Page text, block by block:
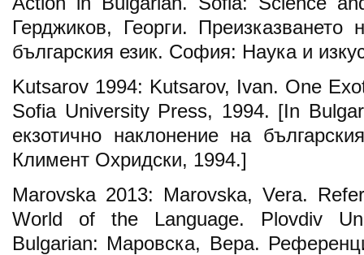
Герджиков, Георги. Преизказването
българския език. София: Наука и
Kutsarov 1994: Kutsarov, Ivan. One
Sofia University Press, 1994. [In
екзотично наклонение на
Климент Охридски, 1994.]
Marovska 2013: Marovska, Vera.
World of the Language. Plovdiv
Bulgarian: Маровска, Вера.